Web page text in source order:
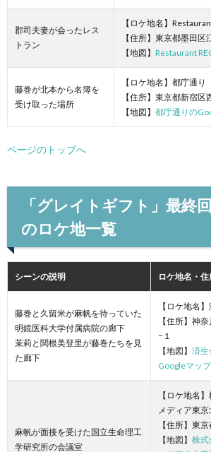
郡司夫妻が会ったレス
トラン
【ロケ地名】
【住所】東京都墨田区
【地図】 Restaurant
藤巻が北本から名簿を
受け取った場所
【ロケ地名】都庁通り
【住所】東京都新宿区
【地図】 都庁通りの
ページのトップへ
「グレイトギフト」最終
のロケ地一覧
シーンの説明 ロケ地名・
藤巻と久留米が麻帆を待っていた
明鏡医科大学付属病院の廊下
茉莉と関根美登里が藤巻たちを見
た廊下
【ロケ地名
【住所】神
−１
【地図】 済生
Googleマップ
麻帆が面接を受けた国立生命理工
学研究所の会議室
【ロケ地名
メディア東
【住所】東
【地図】 株式